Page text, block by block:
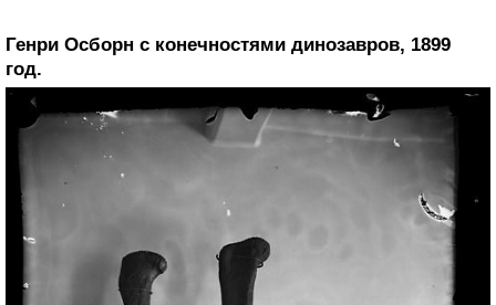
Генри Осборн с конечностями динозавров, 1899
год.